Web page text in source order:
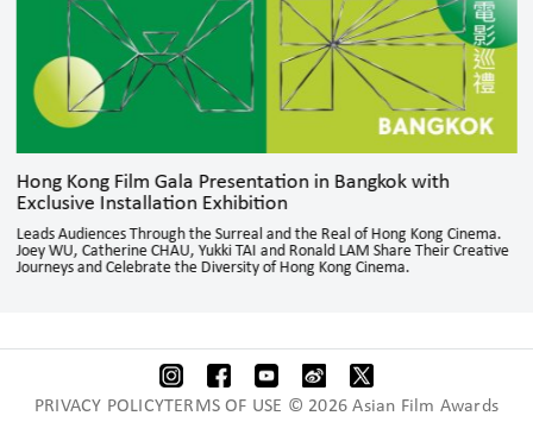
Hong Kong Film Gala Presentation in Bangkok with
Exclusive Installation Exhibition
Leads Audiences Through the Surreal and the Real of Hong Kong Cinema.
Joey WU, Catherine CHAU, Yukki TAI and Ronald LAM Share Their Creative
Journeys and Celebrate the Diversity of Hong Kong Cinema.
PRIVACY POLICYTERMS OF USE © 2026 Asian Film Awards